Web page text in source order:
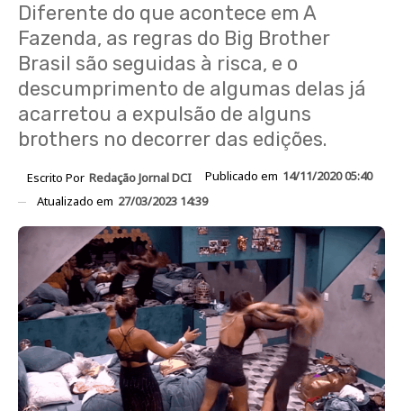
Diferente do que acontece em A
Fazenda, as regras do Big Brother
Brasil são seguidas à risca, e o
descumprimento de algumas delas já
acarretou a expulsão de alguns
brothers no decorrer das edições.
Escrito Por Redação Jornal DCI Publicado em 14/11/2020 05:40
Atualizado em 27/03/2023 14:39